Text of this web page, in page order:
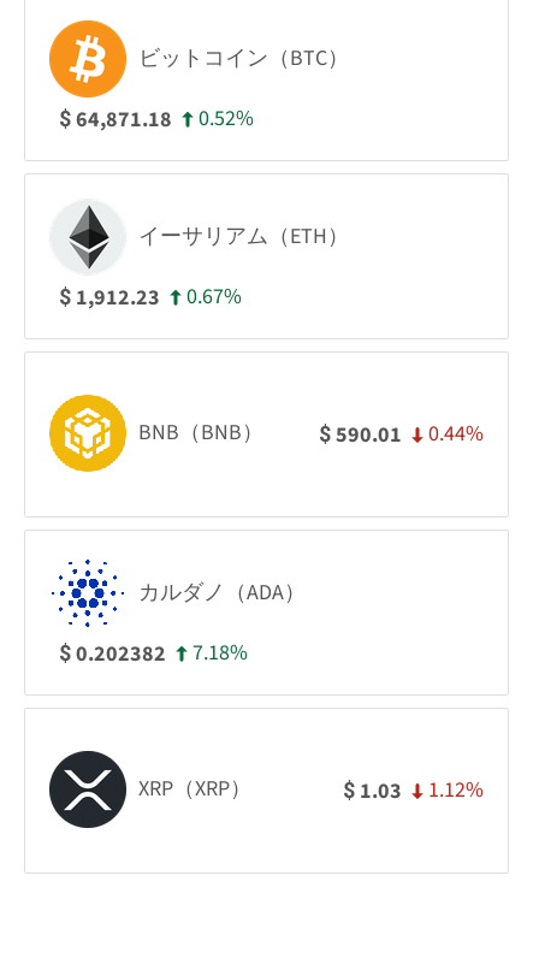
ビットコイン（BTC）
$64,871.18 0.52%
イーサリアム（ETH）
$ 1,912.23 0.67%
BNB（BNB） $590.01 0.44%
カルダノ（ADA）
$0.202382 7.18%
XRP（XRP） $ 1.03 1.12%